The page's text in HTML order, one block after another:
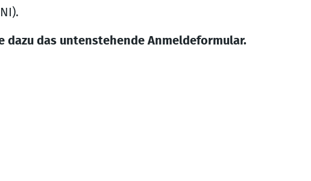
dazu das untenstehende Anmeldeformular.